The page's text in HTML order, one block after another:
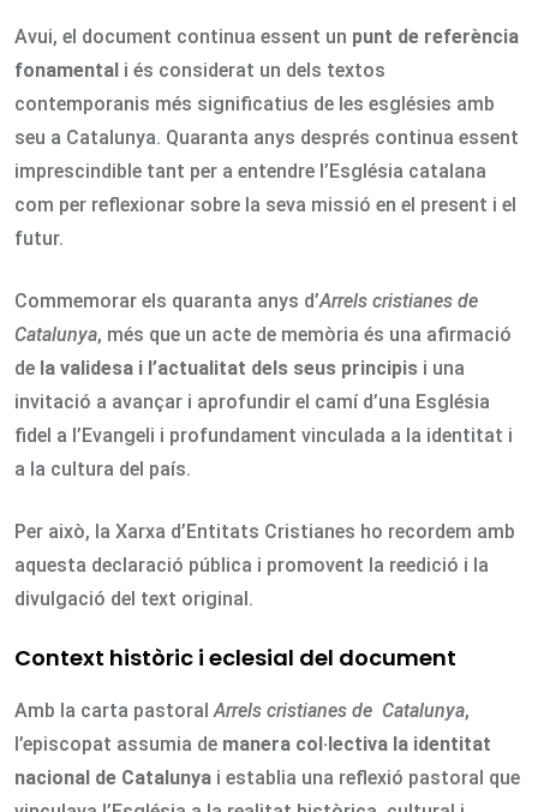
Avui, el document continua essent un punt de referència
fonamental i és considerat un dels textos
contemporanis més significatius de les esglésies amb
seu a Catalunya. Quaranta anys després continua essent
imprescindible tant per a entendre l’Església catalana
com per reflexionar sobre la seva missió en el present i el
futur.
Commemorar els quaranta anys d’Arrels cristianes de
Catalunya, més que un acte de memòria és una afirmació
de la validesa i l’actualitat dels seus principis i una
invitació a avançar i aprofundir el camí d’una Església
fidel a l’Evangeli i profundament vinculada a la identitat i
a la cultura del país.
Per això, la Xarxa d’Entitats Cristianes ho recordem amb
aquesta declaració pública i promovent la reedició i la
divulgació del text original.
Context històric i eclesial del document
Amb la carta pastoralArrels cristianes de Catalunya,
l’episcopat assumia de manera col·lectiva la identitat
nacional de Catalunya i establia una reflexió pastoral que